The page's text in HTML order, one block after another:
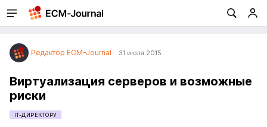
Редактор ECM-Journal 31 июля 2015
Виртуализация серверов и возможные
риски
IT-ДИРЕКТОРУ